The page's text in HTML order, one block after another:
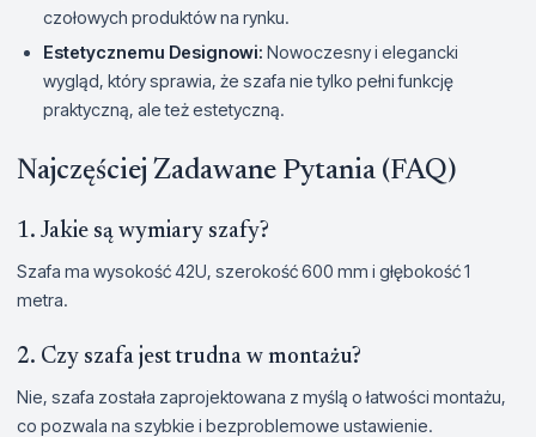
czołowych produktów na rynku.
Estetycznemu Designowi: Nowoczesny i elegancki
wygląd, który sprawia, że szafa nie tylko pełni funkcję
praktyczną, ale też estetyczną.
Najczęściej Zadawane Pytania (FAQ)
1. Jakie są wymiary szafy?
Szafa ma wysokość 42U, szerokość 600 mm i głębokość 1
metra.
2. Czy szafa jest trudna w montażu?
Nie, szafa została zaprojektowana z myślą o łatwości montażu,
co pozwala na szybkie i bezproblemowe ustawienie.